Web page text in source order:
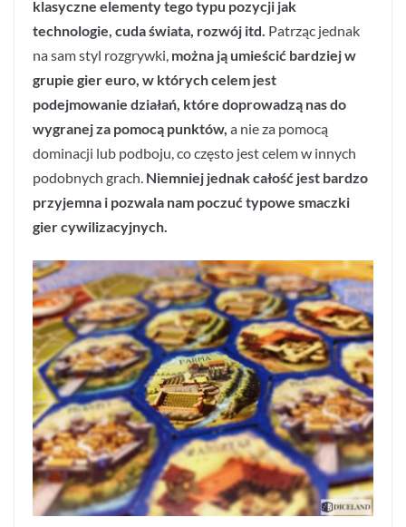
klasyczne elementy tego typu pozycji jak
technologie, cuda świata, rozwój itd. Patrząc jednak
na sam styl rozgrywki, można ją umieścić bardziej w
grupie gier euro, w których celem jest
podejmowanie działań, które doprowadzą nas do
wygranej za pomocą punktów, a nie za pomocą
dominacji lub podboju, co często jest celem w innych
podobnych grach. Niemniej jednak całość jest bardzo
przyjemna i pozwala nam poczuć typowe smaczki
gier cywilizacyjnych.